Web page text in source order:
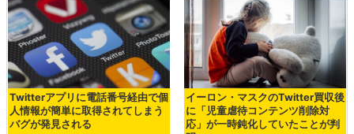
Twitterアプリに電話番号経由で個
人情報が簡単に取得されてしまう
バグが発見される
イーロン・マスクのTwitter買収後
に「児童虐待コンテンツ削除対
応」が一時鈍化していたことが判